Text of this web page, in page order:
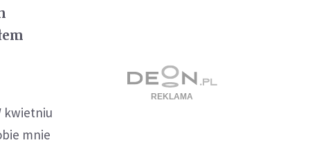
kwietniu
mnie